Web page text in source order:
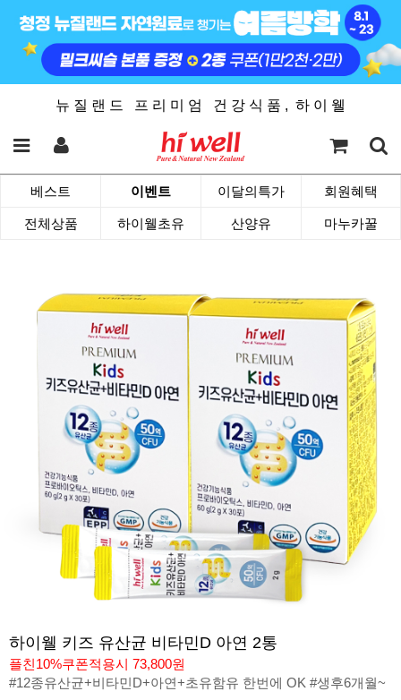
뉴 질 랜 드 프 리 미 엄 건 강 식 품 , 하 이 웰
베스트 이벤트 이달의특가 회원혜택
전체상품 하이웰초유 산양유 마누카꿀
하이웰 키즈 유산균 비타민D 아연 2통
플친10%쿠폰적용시 73,800원
#12종유산균+비타민D+아연+초유함유 한번에 OK #생후6개월~